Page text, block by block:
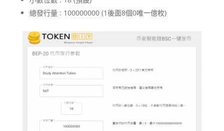
總發行量 : 100000000 (1後面8個0唯一億枚)